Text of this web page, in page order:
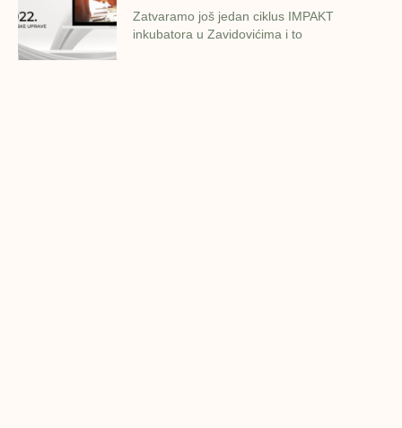
Zatvaramo još jedan ciklus IMPAKT
inkubatora u Zavidovićima i to